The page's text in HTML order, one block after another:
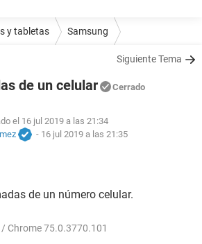
y tabletas Samsung
Siguiente Tema
de un celular Cerrado
el 16 jul 2019 a las 21:34
- 16 jul 2019 a las 21:35
de un número celular.
Chrome 75.0.3770.101